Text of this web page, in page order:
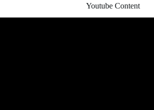
Youtube Content